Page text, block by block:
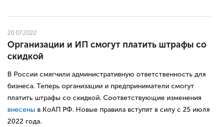
20.07.2022
Организации и ИП смогут платить штрафы со
скидкой
В России смягчили административную ответственность для
бизнеса. Теперь организации и предприниматели смогут
платить штрафы со скидкой. Соответствующие изменения
внесены в КоАП РФ. Новые правила вступят в силу с 25 июля
2022 года.